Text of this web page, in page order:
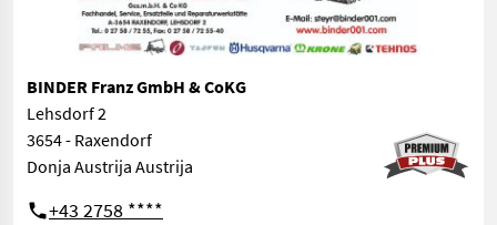
BINDER Franz GmbH & CoKG
Lehsdorf 2
3654 - Raxendorf
Donja Austrija Austrija
+43 2758 ****